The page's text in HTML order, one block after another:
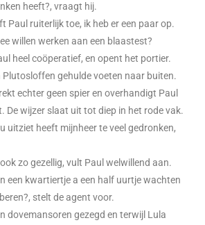
heeft?, vraagt hij.
Paul ruiterlijk toe, ik heb er een paar op.
willen werken aan een blaastest?
heel coöperatief, en opent het portier.
Plutosloffen gehulde voeten naar buiten.
echter geen spier en overhandigt Paul
De wijzer slaat uit tot diep in het rode vak.
uitziet heeft mijnheer te veel gedronken,
zo gezellig, vult Paul welwillend aan.
een kwartiertje a een half uurtje wachten
stelt de agent voor.
dovemansoren gezegd en terwijl Lula